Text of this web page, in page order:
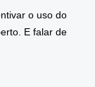
o uso do
E falar de